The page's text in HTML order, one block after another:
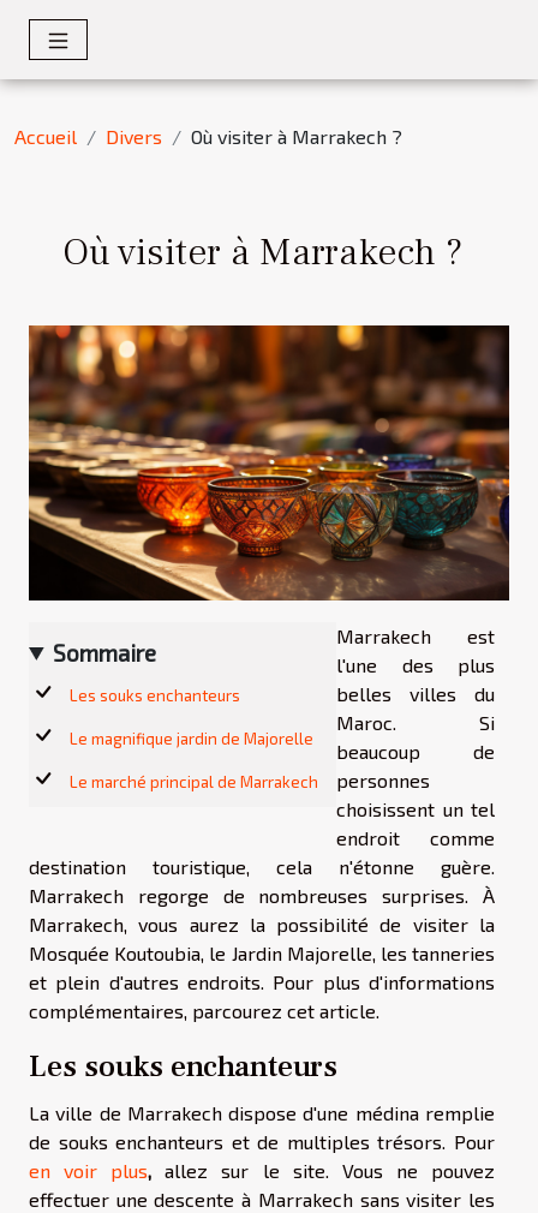
Accueil Divers Où visiter à Marrakech ?
Où visiter à Marrakech ?
Sommaire
Les souks enchanteurs
Le magnifique jardin de Majorelle
Le marché principal de Marrakech
Marrakech est
l'une des plus
belles villes du
Maroc. Si
beaucoup de
personnes
choisissent un tel
endroit comme
destination touristique, cela n'étonne guère.
Marrakech regorge de nombreuses surprises. À
Marrakech, vous aurez la possibilité de visiter la
Mosquée Koutoubia, le Jardin Majorelle, les tanneries
et plein d'autres endroits. Pour plus d'informations
complémentaires, parcourez cet article.
Les souks enchanteurs
La ville de Marrakech dispose d'une médina remplie
de souks enchanteurs et de multiples trésors. Pour
en voir plus, allez sur le site. Vous ne pouvez
effectuer une descente à Marrakech sans visiter les